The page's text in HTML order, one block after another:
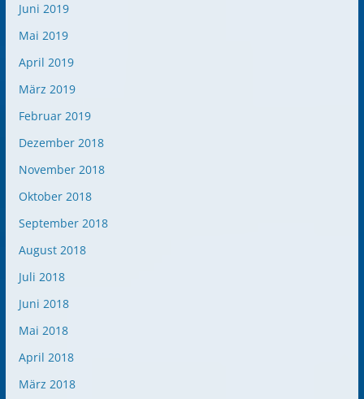
Juni 2019
Mai 2019
April 2019
März 2019
Februar 2019
Dezember 2018
November 2018
Oktober 2018
September 2018
August 2018
Juli 2018
Juni 2018
Mai 2018
April 2018
März 2018